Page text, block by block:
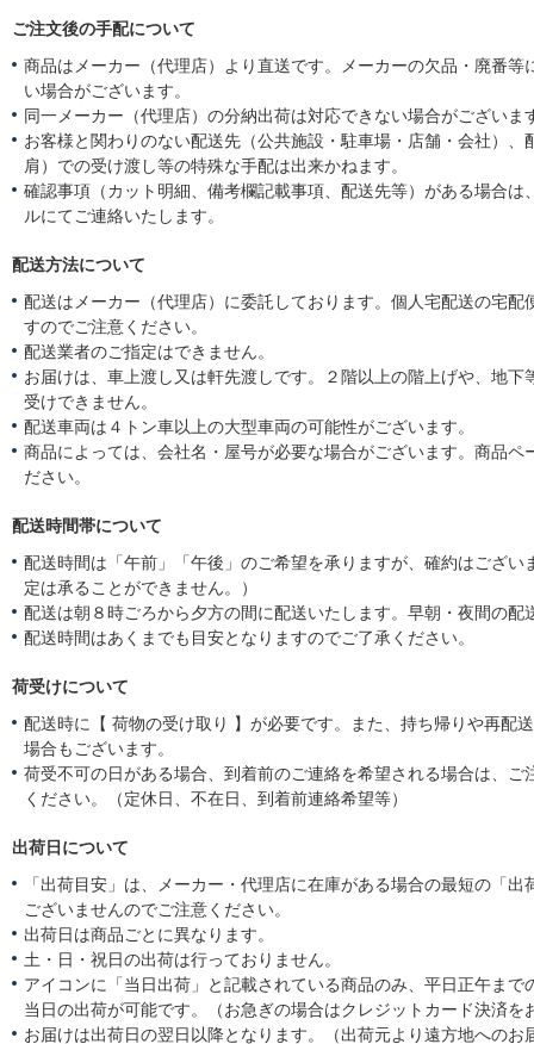
ご注文後の手配について
商品はメーカー（代理店）より直送です。メーカーの欠品・廃番等
い場合がございます。
同一メーカー（代理店）の分納出荷は対応できない場合がございま
お客様と関わりのない配送先（公共施設・駐車場・店舗・会社）、
肩）での受け渡し等の特殊な手配は出来かねます。
確認事項（カット明細、備考欄記載事項、配送先等）がある場合は
ルにてご連絡いたします。
配送方法について
配送はメーカー（代理店）に委託しております。個人宅配送の宅配
すのでご注意ください。
配送業者のご指定はできません。
お届けは、車上渡し又は軒先渡しです。２階以上の階上げや、地下
受けできません。
配送車両は４トン車以上の大型車両の可能性がございます。
商品によっては、会社名・屋号が必要な場合がございます。商品ペ
ださい。
配送時間帯について
配送時間は「午前」「午後」のご希望を承りますが、確約はござい
定は承ることができません。）
配送は朝８時ごろから夕方の間に配送いたします。早朝・夜間の配
配送時間はあくまでも目安となりますのでご了承ください。
荷受けについて
配送時に【 荷物の受け取り 】が必要です。また、持ち帰りや再配
場合もございます。
荷受不可の日がある場合、到着前のご連絡を希望される場合は、ご
ください。（定休日、不在日、到着前連絡希望等）
出荷日について
「出荷目安」は、メーカー・代理店に在庫がある場合の最短の「
ございませんのでご注意ください。
出荷日は商品ごとに異なります。
土・日・祝日の出荷は行っておりません。
アイコンに「当日出荷」と記載されている商品のみ、平日正午まで
当日の出荷が可能です。（お急ぎの場合はクレジットカード決済を
お届けは出荷日の翌日以降となります。（出荷元より遠方地へのお